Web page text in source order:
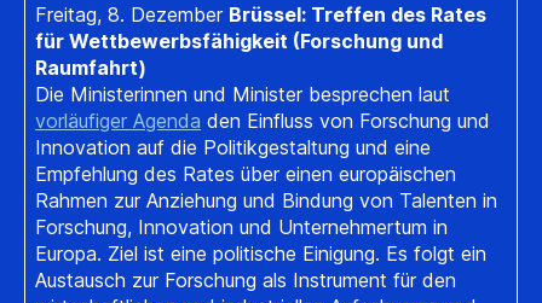
Freitag, 8. Dezember Brüssel: Treffen des Rates
für Wettbewerbsfähigkeit (Forschung und
Raumfahrt)
Die Ministerinnen und Minister besprechen laut
vorläufiger Agenda den Einfluss von Forschung und
Innovation auf die Politikgestaltung und eine
Empfehlung des Rates über einen europäischen
Rahmen zur Anziehung und Bindung von Talenten in
Forschung, Innovation und Unternehmertum in
Europa. Ziel ist eine politische Einigung. Es folgt ein
Austausch zur Forschung als Instrument für den